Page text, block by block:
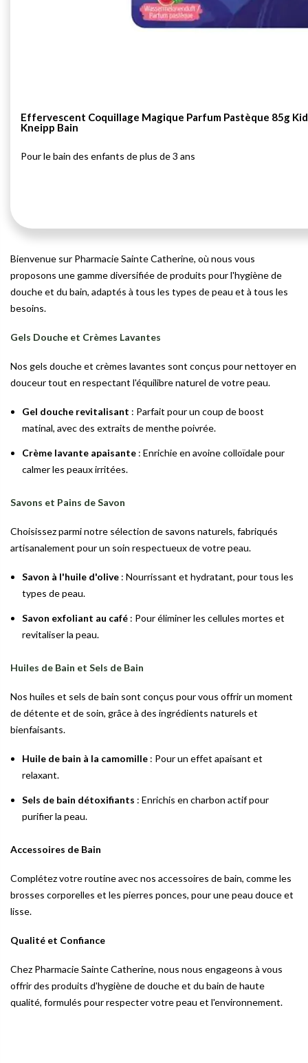
Effervescent Coquillage Magique Parfum Pastèque 85g
Kneipp Bain
Pour le bain des enfants de plus de 3 ans
Bienvenue sur Pharmacie Sainte Catherine, où nous vous
proposons une gamme diversifiée de produits pour l'hygiène de
douche et du bain, adaptés à tous les types de peau et à tous les
besoins.
Gels Douche et Crèmes Lavantes
Nos gels douche et crèmes lavantes sont conçus pour nettoyer en
douceur tout en respectant l'équilibre naturel de votre peau.
Gel douche revitalisant : Parfait pour un coup de boost
matinal, avec des extraits de menthe poivrée.
Crème lavante apaisante : Enrichie en avoine colloïdale pour
calmer les peaux irritées.
Savons et Pains de Savon
Choisissez parmi notre sélection de savons naturels, fabriqués
artisanalement pour un soin respectueux de votre peau.
Savon à l'huile d'olive : Nourrissant et hydratant, pour tous les
types de peau.
Savon exfoliant au café : Pour éliminer les cellules mortes et
revitaliser la peau.
Huiles de Bain et Sels de Bain
Nos huiles et sels de bain sont conçus pour vous offrir un moment
de détente et de soin, grâce à des ingrédients naturels et
bienfaisants.
Huile de bain à la camomille : Pour un effet apaisant et
relaxant.
Sels de bain détoxifiants : Enrichis en charbon actif pour
purifier la peau.
Accessoires de Bain
Complétez votre routine avec nos accessoires de bain, comme les
brosses corporelles et les pierres ponces, pour une peau douce et
lisse.
Qualité et Confiance
Chez Pharmacie Sainte Catherine, nous nous engageons à vous
offrir des produits d'hygiène de douche et du bain de haute
qualité, formulés pour respecter votre peau et l'environnement.